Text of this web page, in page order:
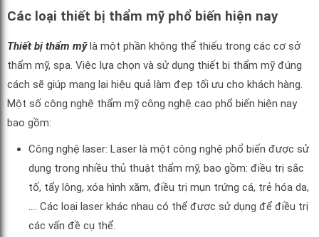
Các loại thiết bị thẩm mỹ phổ biến hiện nay
Thiết bị thẩm mỹlà một phần không thể thiếu trong các cơ sở
thẩm mỹ, spa. Việc lựa chọn và sử dụng thiết bị thẩm mỹ đúng
cách sẽ giúp mang lại hiệu quả làm đẹp tối ưu cho khách hàng.
Một số công nghệ thẩm mỹ công nghệ cao phổ biến hiện nay
bao gồm:
Công nghệ laser: Laser là một công nghệ phổ biến được sử
dụng trong nhiều thủ thuật thẩm mỹ, bao gồm: điều trị sắc
tố, tẩy lông, xóa hình xăm, điều trị mụn trứng cá, trẻ hóa da,
…. Các loại laser khác nhau có thể được sử dụng để điều trị
các vấn đề cụ thể.